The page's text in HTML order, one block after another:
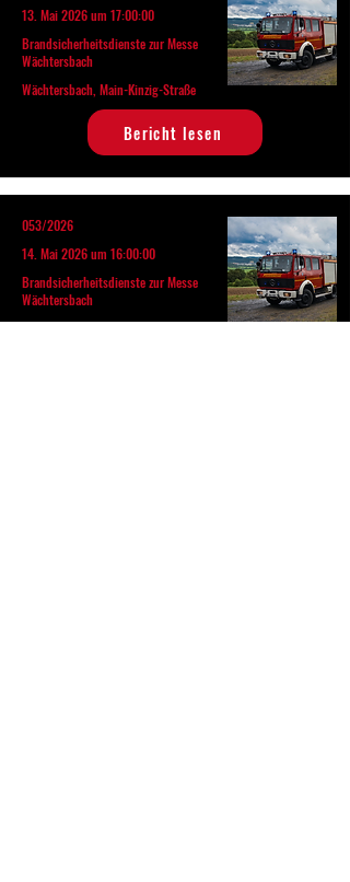
13. Mai 2026 um 17:00:00
Brandsicherheitsdienste zur Messe
Wächtersbach
Wächtersbach, Main-Kinzig-Straße
Bericht lesen
053/2026
14. Mai 2026 um 16:00:00
Brandsicherheitsdienste zur Messe
Wächtersbach
Wächtersbach, Main-Kinzig-Straße